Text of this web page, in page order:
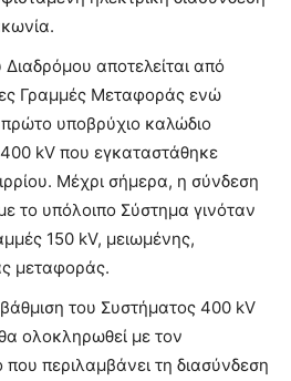
αποτελείται από
Γραμμές Μεταφοράς ενώ
υποβρύχιο καλώδιο
kV που εγκαταστάθηκε
Μέχρι σήμερα, η σύνδεση
το υπόλοιπο Σύστημα γινόταν
150 kV, μειωμένης,
μεταφοράς.
του Συστήματος 400 kV
ολοκληρωθεί με τον
περιλαμβάνει τη διασύνδεση